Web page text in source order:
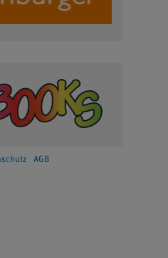
AGB